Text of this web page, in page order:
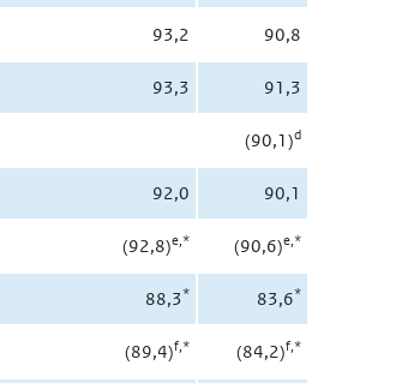
93,2 90,8
93,3 91,3
(90,1)d
92,0 90,1
(92,8)e,* (90,6)e,*
88,3* 83,6*
(89,4)f,* (84,2)f,*